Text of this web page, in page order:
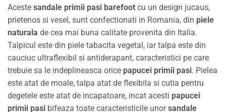
Aceste sandale primii pasi barefoot cu un design jucaus,
prietenos si vesel, sunt confectionati in Romania, din piele
naturala de cea mai buna calitate provenita din Italia.
Talpicul este din piele tabacita vegetal, iar talpa este din
cauciuc ultraflexibil si antiderapant, caracteristici pe care
trebuie sa le indeplineasca orice papucei primii pasi. Pielea
este atat de moale, talpa atat de flexibila si cutia pentru
degetele este atat de incapatoare, incat acesti papucei
primii pasi bifeaza toate caracteristicile unorsandale